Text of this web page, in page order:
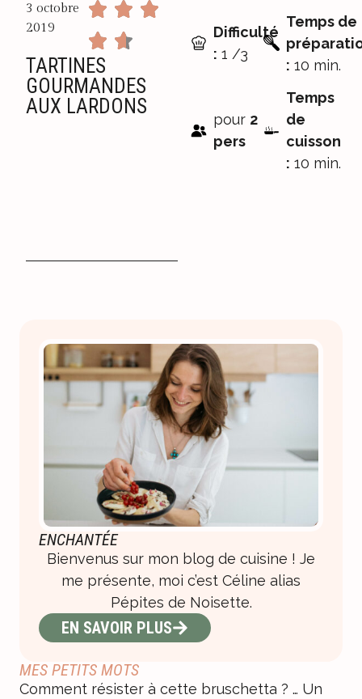
3 octobre
2019
TARTINES
GOURMANDES
AUX LARDONS
Difficulté
: 1 /3
Temps de
: 10 min.
pour 2
pers
Temps
de
cuisson
: 10 min.
MES PETITS MOTS
Comment résister à cette bruschetta ? … Un
ENCHANTÉE
Bienvenus sur mon blog de cuisine ! Je
me présente, moi c’est Céline alias
Pépites de Noisette.
EN SAVOIR PLUS